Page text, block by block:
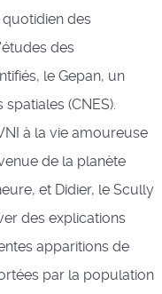
quotidien des
des
le Gepan, un
(CNES).
à la vie amoureuse
de la planète
et Didier, le Scully
des explications
apparitions de
par la population